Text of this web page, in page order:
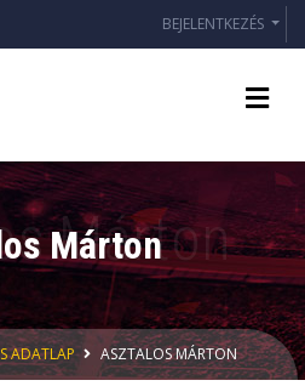
BEJELENTKEZÉS
Márton
ADATLAP ASZTALOS MÁRTON